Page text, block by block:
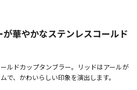
華やかなステンレスコールド
ルドカップタンブラー。リッドはアールが
で、かわいらしい印象を演出します。